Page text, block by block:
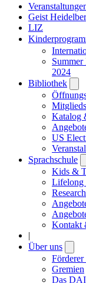
Geist
LIZ
2024
Bibliothek
Katalog
US
Sprachschule
Kids &
Lifelong
Kontakt
|
Über uns
Gremien
Das